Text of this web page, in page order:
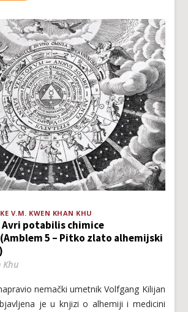
V.M. KWEN KHAN KHU
Avri potabilis chimice
5 – Pitko zlato alhemijski
Khu
nemački umetnik Volfgang Kilijan
je u knjizi o alhemiji i medicini